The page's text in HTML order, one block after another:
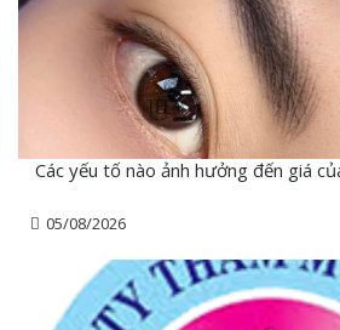
Các yếu tố nào ảnh hưởng đến giá
05/08/2026